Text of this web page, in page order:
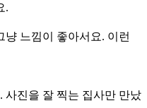
.
냥 느낌이 좋아서요. 이런
사진을 잘 찍는 집사만 만났